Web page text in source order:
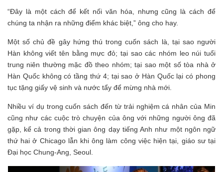
“Đây là một cách để kết nối văn hóa, nhưng cũng là cách để
chúng ta nhận ra những điểm khác biệt,” ông cho hay.
Một số chủ đề gây hứng thú trong cuốn sách là, tại sao người
Hàn không viết tên bằng mực đỏ; tại sao các nhóm leo núi tuổi
trung niên thường mặc đồ theo nhóm; tại sao một số tòa nhà ở
Hàn Quốc không có tầng thứ 4; tại sao ở Hàn Quốc lại có phong
tục tặng giấy vệ sinh và nước tẩy để mừng nhà mới.
Nhiều ví dụ trong cuốn sách đến từ trải nghiệm cá nhân của Min
cũng như các cuộc trò chuyện của ông với những người ông đã
gặp, kể cả trong thời gian ông dạy tiếng Anh như một ngôn ngữ
thứ hai ở Chicago lẫn khi ông làm công việc hiện tại, giáo sư tại
Đại học Chung-Ang, Seoul.